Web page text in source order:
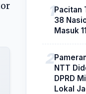
Pacitan
38
Masuk
NTT
DPRD
Lokal